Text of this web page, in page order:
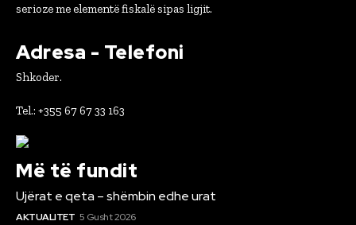
serioze me elementë fiskalë sipas ligjit.
Adresa - Telefoni
Shkoder.
Tel.: +355 67 67 33 163
Më të fundit
Ujërat e qeta – shëmbin edhe urat
AKTUALITET 5 Gusht 2026